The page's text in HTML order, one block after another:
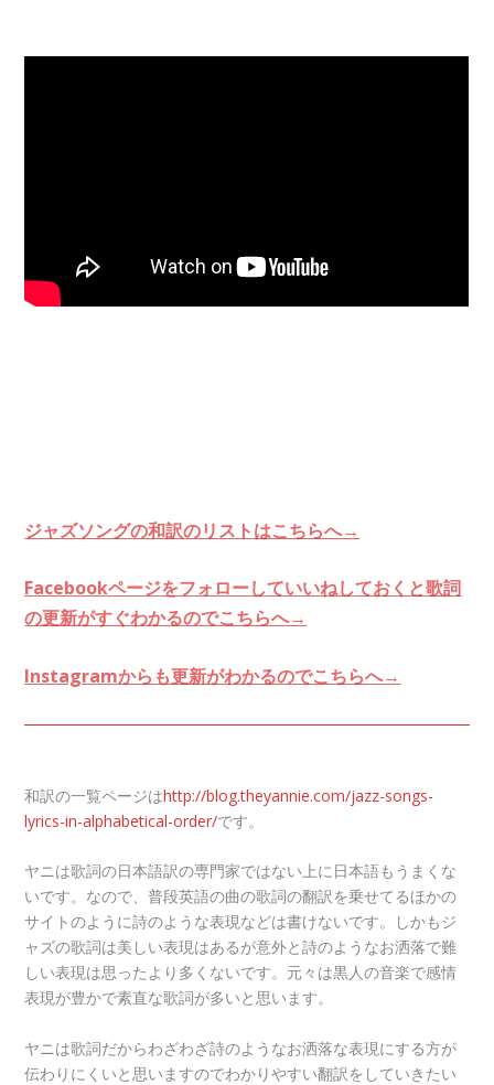
ジャズソングの和訳のリストはこちらへ→
Facebookページをフォローしていいねしておくと歌詞
の更新がすぐわかるのでこちらへ→
Instagramからも更新がわかるのでこちらへ→
和訳の一覧ページはhttp://blog.theyannie.com/jazz-songs-
lyrics-in-alphabetical-order/です。
ヤニは歌詞の日本語訳の専門家ではない上に日本語もうまくな
いです。なので、普段英語の曲の歌詞の翻訳を乗せてるほかの
サイトのように詩のような表現などは書けないです。しかもジ
ャズの歌詞は美しい表現はあるが意外と詩のようなお洒落で難
しい表現は思ったより多くないです。元々は黒人の音楽で感情
表現が豊かで素直な歌詞が多いと思います。
ヤニは歌詞だからわざわざ詩のようなお洒落な表現にする方が
伝わりにくいと思いますのでわかりやすい翻訳をしていきたい